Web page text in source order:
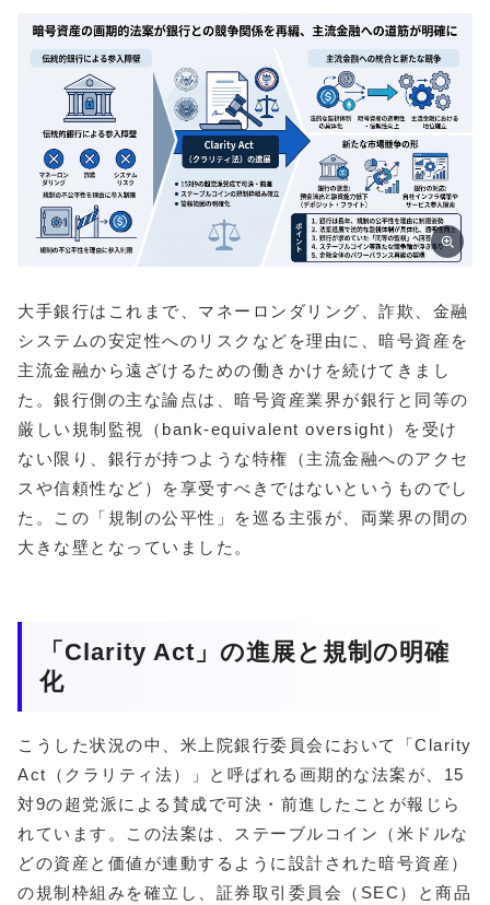
大手銀行はこれまで、マネーロンダリング、詐欺、金融
システムの安定性へのリスクなどを理由に、暗号資産を
主流金融から遠ざけるための働きかけを続けてきまし
た。銀行側の主な論点は、暗号資産業界が銀行と同等の
厳しい規制監視（bank-equivalent oversight）を受け
ない限り、銀行が持つような特権（主流金融へのアクセ
スや信頼性など）を享受すべきではないというものでし
た。この「規制の公平性」を巡る主張が、両業界の間の
大きな壁となっていました。
「Clarity Act」の進展と規制の明確
化
こうした状況の中、米上院銀行委員会において「Clarity
Act（クラリティ法）」と呼ばれる画期的な法案が、15
対9の超党派による賛成で可決・前進したことが報じら
れています。この法案は、ステーブルコイン（米ドルな
どの資産と価値が連動するように設計された暗号資産）
の規制枠組みを確立し、証券取引委員会（SEC）と商品